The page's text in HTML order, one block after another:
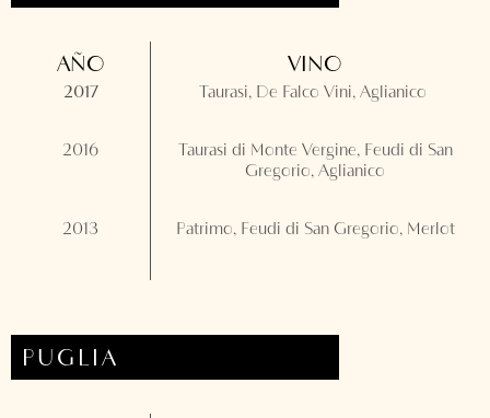
AÑO
2017
VINO
Taurasi, De Falco Vini, Aglianico
2016
Taurasi di Monte Vergine, Feudi di San
Gregorio, Aglianico
2013 Patrimo, Feudi di San Gregorio, Merlot
PUGLIA